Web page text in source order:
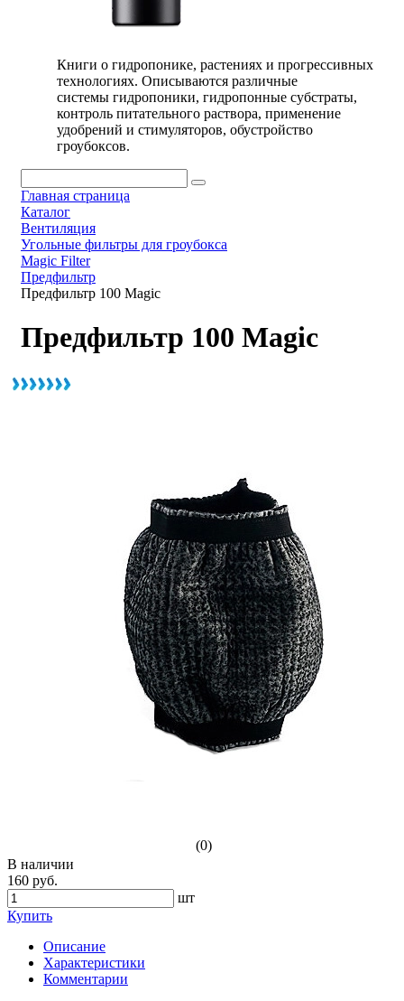
Книги о гидропонике, растениях и прогрессивных
технологиях. Описываются различные
системы гидропоники, гидропонные субстраты,
контроль питательного раствора, применение
удобрений и стимуляторов, обустройство
гроубоксов.
Главная страница
Каталог
Вентиляция
Угольные фильтры для гроубокса
Magic Filter
Предфильтр
Предфильтр 100 Magic
Предфильтр 100 Magic
(0)
В наличии
160 руб.
шт
Купить
Описание
Характеристики
Комментарии